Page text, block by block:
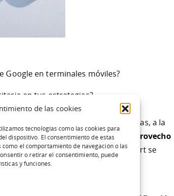
de las cookies
tecnologías como las cookies para
dispositivo. El consentimiento de estas
el comportamiento de navegación o las
o retirar el consentimiento, puede
y funciones.
Google en terminales móviles?
en tus estrategias?
respuesta a preguntas como estas, a la
de Google parasacar más provecho
Internet. En este primer WebExpert se
las novedades como “Instant” o